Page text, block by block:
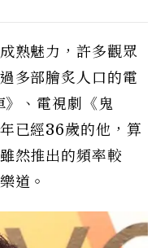
熟魅力，許多觀眾
多部膾炙人口的電
、電視劇《鬼
已經36歲的他，算
然推出的頻率較
道。